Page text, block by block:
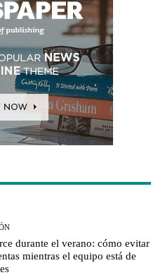
durante el verano: cómo evitar
mientras el equipo está de